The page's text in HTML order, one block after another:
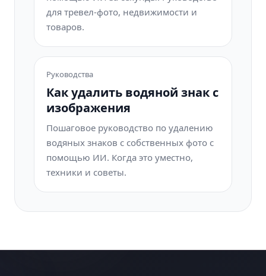
для тревел-фото, недвижимости и
товаров.
Руководства
Как удалить водяной знак с
изображения
Пошаговое руководство по удалению
водяных знаков с собственных фото с
помощью ИИ. Когда это уместно,
техники и советы.